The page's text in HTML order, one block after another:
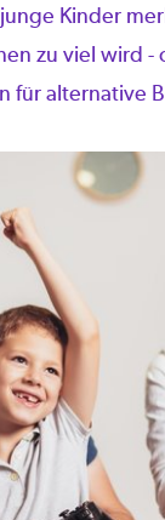
Kinder
zu viel wird -
für alternative